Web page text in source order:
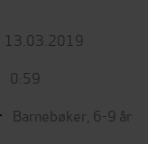
13.03.2019
0:59
Barnebøker 6-9 år